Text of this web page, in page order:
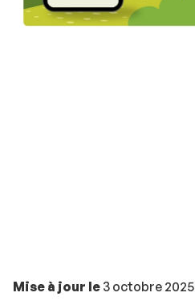
Mise à jour le 3 octobre 2025